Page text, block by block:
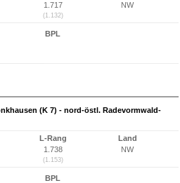
1.717
(1.132)
NW
BPL
(K 7) - nord-östl. Radevormwald-
L-Rang
1.738
(1.153)
Land
NW
BPL